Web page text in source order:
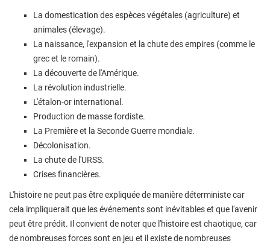
La domestication des espèces végétales (agriculture) et
animales (élevage).
La naissance, l'expansion et la chute des empires (comme le
grec et le romain).
La découverte de l'Amérique.
La révolution industrielle.
L'étalon-or international.
Production de masse fordiste.
La Première et la Seconde Guerre mondiale.
Décolonisation.
La chute de l'URSS.
Crises financières.
L'histoire ne peut pas être expliquée de manière déterministe car
cela impliquerait que les événements sont inévitables et que l'avenir
peut être prédit. Il convient de noter que l'histoire est chaotique, car
de nombreuses forces sont en jeu et il existe de nombreuses